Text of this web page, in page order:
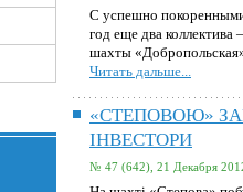
С успешно
год еще два
шахты
Читать дальше...
«СТЕПОВОЮ»
IНВЕСТОРИ
№ 47 (642), 21 Декабря